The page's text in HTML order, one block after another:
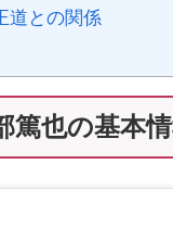
道との関係
篤也の基本